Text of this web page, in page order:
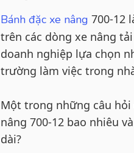
Bánh đặc xe nâng 700-12
trên các dòng xe nâng
doanh nghiệp lựa chọn
trường làm việc trong
Một trong những câu
nâng 700-12 bao nhiêu
dài?